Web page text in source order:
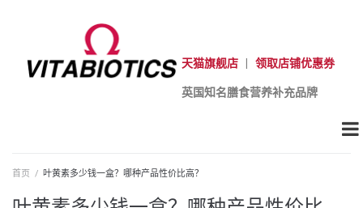
天猫旗舰店 领取店铺优惠券
英国知名膳食营养补充品牌
首页 / 叶黄素多少钱一盒？哪种产品性价比高？